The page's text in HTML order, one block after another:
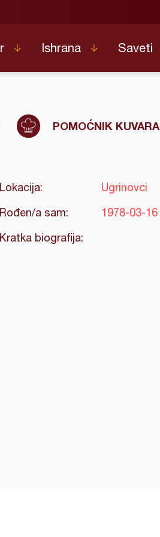
Ishrana Saveti
POMOĆNIK KUVARA
Lokacija:
Ugrinovci
Rođen/a sam:
1978-03-16
Kratka biografija: